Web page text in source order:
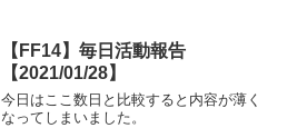
【FF14】毎日活動報告
【2021/01/28】
今日はここ数日と比較すると内容が薄く
なってしまいました。